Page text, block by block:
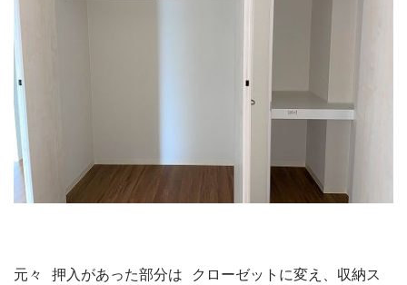
元々 押入があった部分は クローゼットに変え、収納ス